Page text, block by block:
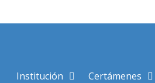
al
Institución Certámenes